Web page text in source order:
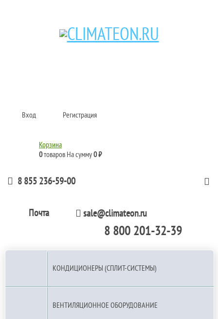
Кондиционеры и сплит-системы, газовые котлы, тепловые завесы, водяные
Вход Регистрация
Корзина
0товаров На сумму0 ₽
8 855 236-59-00
Почта sale@climateon.ru
8 800 201-32-39
КОНДИЦИОНЕРЫ (СПЛИТ-СИСТЕМЫ)
ВЕНТИЛЯЦИОННОЕ ОБОРУДОВАНИЕ